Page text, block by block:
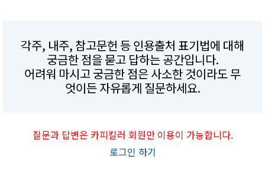
각주, 내주, 참고문헌 등 인용출처 표기법에 대해
궁금한 점을 묻고 답하는 공간입니다.
어려워 마시고 궁금한 점은 사소한 것이라도 무
엇이든 자유롭게 질문하세요.
질문과 답변은 카피킬러 회원만 이용이 가능합니다.
로그인 하기